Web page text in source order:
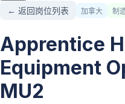
← 返回岗位列表 加拿大 制
Apprentice
Equipment
MU2